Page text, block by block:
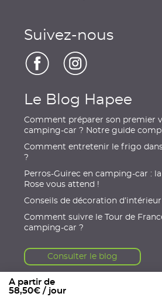
A partir de
58,50€ / jour
Suivez-nous
Le Blog Hapee
Comment préparer son premier
camping-car ? Notre guide
Comment entretenir le frigo
?
Perros-Guirec en camping-car :
Rose vous attend !
Conseils de décoration
Comment suivre le Tour de
camping-car ?
Consulter le blog